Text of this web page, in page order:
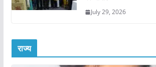
July 29, 2026
राज्य